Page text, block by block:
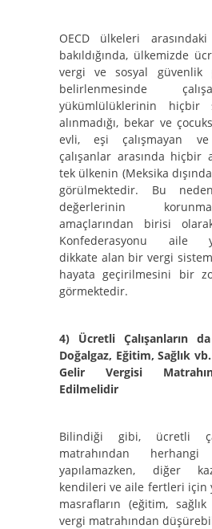
OECD ülkeleri arasındaki
bakıldığında, ülkemizde
vergi ve sosyal güvenlik
belirlenmesinde
yükümlülüklerinin hiçbir
alınmadığı, bekar ve
evli, eşi çalışmayan
çalışanlar arasında hiçbir
tek ülkenin (Meksika
görülmektedir. Bu
değerlerinin
amaçlarından birisi
Konfederasyonu aile
dikkate alan bir vergi
hayata geçirilmesini bir
görmektedir.
4)
Ücretli Çalışanların
Doğalgaz, Eğitim, Sağlık
Gelir Vergisi
Edilmelidir
Bilindiği gibi, ücretli
matrahından
yapılamazken, diğer
kendileri ve aile fertleri için
masrafların (eğitim,
vergi matrahından